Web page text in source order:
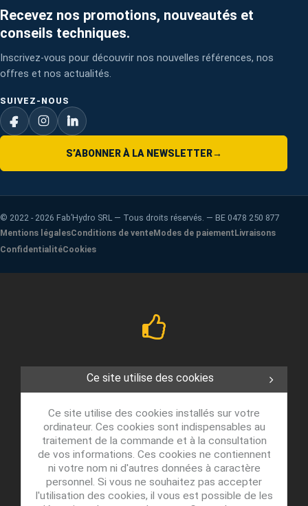
Recevez nos promotions, nouveautés et
conseils techniques.
Inscrivez-vous pour découvrir nos nouvelles références, nos
offres et nos actualités.
SUIVEZ-NOUS
S’ABONNER À LA NEWSLETTER→
© 2022 - 2026 Fab’Hydro SRL — Tous droits réservés. — BE 0478 250 877
Mentions légalesConditions de venteModes de paiementLivraisons
ConfidentialitéCookies
Ce site utilise des cookies
Ce site utilise des cookies installés sur votre
ordinateur. Ces cookies sont indispensables au
traitement de la commande et à la consultation
de vos informations. Ces cookies ne contiennent
ni votre nom ni d'autres données à caractère
personnel. Si vous ne souhaitez pas accepter
l'utilisation des cookies, il vous est possible de les